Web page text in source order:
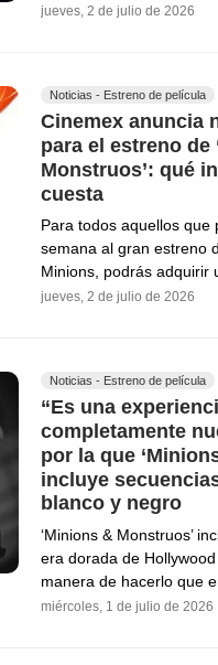
jueves, 2 de julio de 2026
Noticias - Estreno de película
Cinemex anuncia
para el estreno de
Monstruos’: qué
cuesta
Para todos aquellos que
semana al gran estreno
Minions, podrás
jueves, 2 de julio de 2026
Noticias - Estreno de película
“Es una
completamente
por la que
incluye
blanco y negro
‘Minions & Monstruos’
era dorada de
manera de hacerlo que
miércoles, 1 de julio de 2026